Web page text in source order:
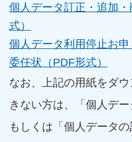
個人データ訂正・追加
式）
個人データ利用停止お申
委任状（PDF形式）
なお、上記の用紙をダ
きない方は、「個人デ
もしくは「個人データ